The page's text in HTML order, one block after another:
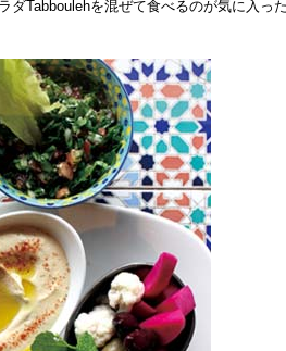
ダTabboulehを混ぜて食べるのが気に入